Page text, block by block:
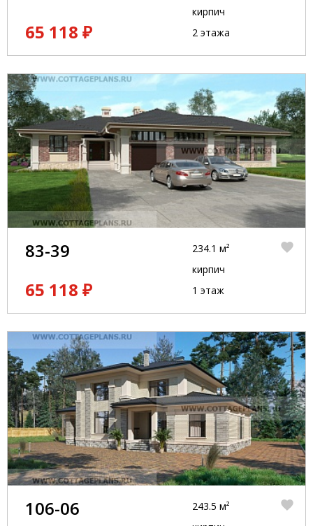
65 118 ₽
кирпич
2 этажа
83-39
65 118 ₽
234.1 м²
кирпич
1 этаж
106-06
243.5 м²